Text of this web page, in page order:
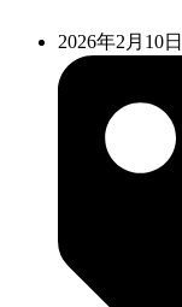
2026年2月10日